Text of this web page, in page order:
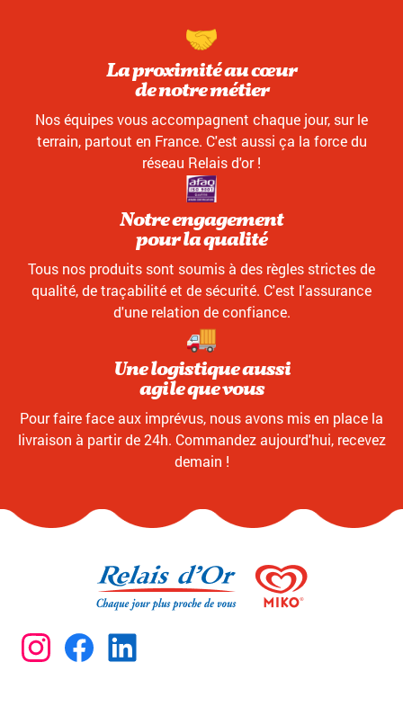
La proximité au cœur
de notre métier
Nos équipes vous accompagnent chaque jour, sur le
terrain, partout en France. C'est aussi ça la force du
réseau Relais d'or !
Notre engagement
pour la qualité
Tous nos produits sont soumis à des règles strictes de
qualité, de traçabilité et de sécurité. C'est l'assurance
d'une relation de confiance.
Une logistique aussi
agile que vous
Pour faire face aux imprévus, nous avons mis en place la
livraison à partir de 24h. Commandez aujourd'hui, recevez
demain !